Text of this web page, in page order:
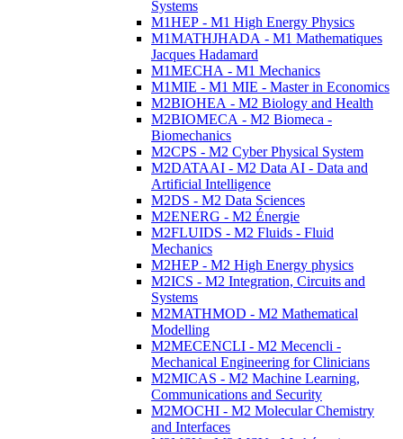
Systems
M1HEP - M1 High Energy Physics
M1MATHJHADA - M1 Mathematiques
Jacques Hadamard
M1MECHA - M1 Mechanics
M1MIE - M1 MIE - Master in Economics
M2BIOHEA - M2 Biology and Health
M2BIOMECA - M2 Biomeca -
Biomechanics
M2CPS - M2 Cyber Physical System
M2DATAAI - M2 Data AI - Data and
Artificial Intelligence
M2DS - M2 Data Sciences
M2ENERG - M2 Énergie
M2FLUIDS - M2 Fluids - Fluid
Mechanics
M2HEP - M2 High Energy physics
M2ICS - M2 Integration, Circuits and
Systems
M2MATHMOD - M2 Mathematical
Modelling
M2MECENCLI - M2 Mecencli -
Mechanical Engineering for Clinicians
M2MICAS - M2 Machine Learning,
Communications and Security
M2MOCHI - M2 Molecular Chemistry
and Interfaces